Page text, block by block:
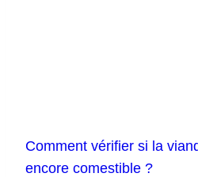
Comment vérifier si la
encore comestible ?